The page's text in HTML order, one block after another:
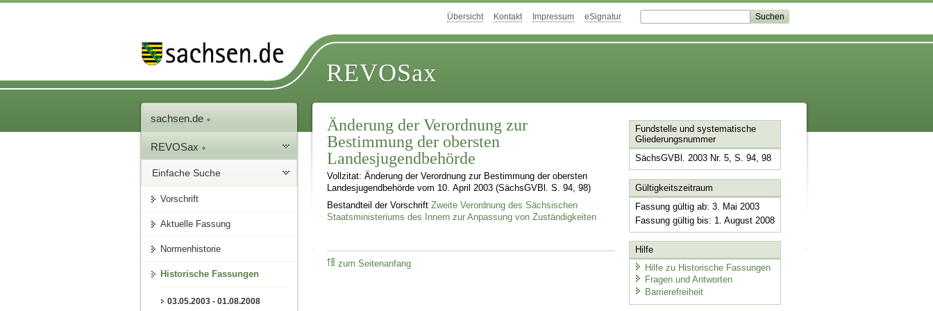
Übersicht Kontakt Impressum eSignatur
REVOSax
sachsen.de
REVOSax
Einfache Suche
Vorschrift
Aktuelle Fassung
Normenhistorie
Historische Fassungen
03.05.2003 - 01.08.2008
Änderung der Verordnung zur
Bestimmung der obersten
Landesjugendbehörde
Vollzitat: Änderung der Verordnung zur Bestimmung der obersten
Landesjugendbehörde vom 10. April 2003 (SächsGVBl. S. 94, 98)
Bestandteil der VorschriftZweite Verordnung des Sächsischen
Staatsministeriums des Innern zur Anpassung von Zuständigkeiten
zum Seitenanfang
Fundstelle und systematische
Gliederungsnummer
SächsGVBl. 2003 Nr. 5, S. 94, 98
Gültigkeitszeitraum
Fassung gültig ab: 3. Mai 2003
Fassung gültig bis: 1. August 2008
Hilfe
Hilfe zu Historische Fassungen
Fragen und Antworten
Barrierefreiheit